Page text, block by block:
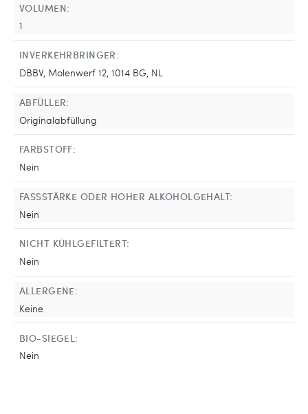
VOLUMEN:
1
INVERKEHRBRINGER:
DBBV, Molenwerf 12, 1014 BG, NL
ABFÜLLER:
Originalabfüllung
FARBSTOFF:
Nein
FASSSTÄRKE ODER HOHER ALKOHOLGEHALT:
Nein
NICHT KÜHLGEFILTERT:
Nein
ALLERGENE:
Keine
BIO-SIEGEL:
Nein